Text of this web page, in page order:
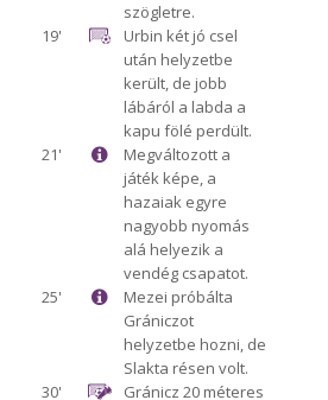
szögletre.
19'
Urbin két jó csel
után helyzetbe
került, de jobb
lábáról a labda a
kapu fölé perdült.
21'
Megváltozott a
játék képe, a
hazaiak egyre
nagyobb nyomás
alá helyezik a
vendég csapatot.
25'
Mezei próbálta
Grániczot
helyzetbe hozni, de
Slakta résen volt.
30'
Gránicz 20 méteres